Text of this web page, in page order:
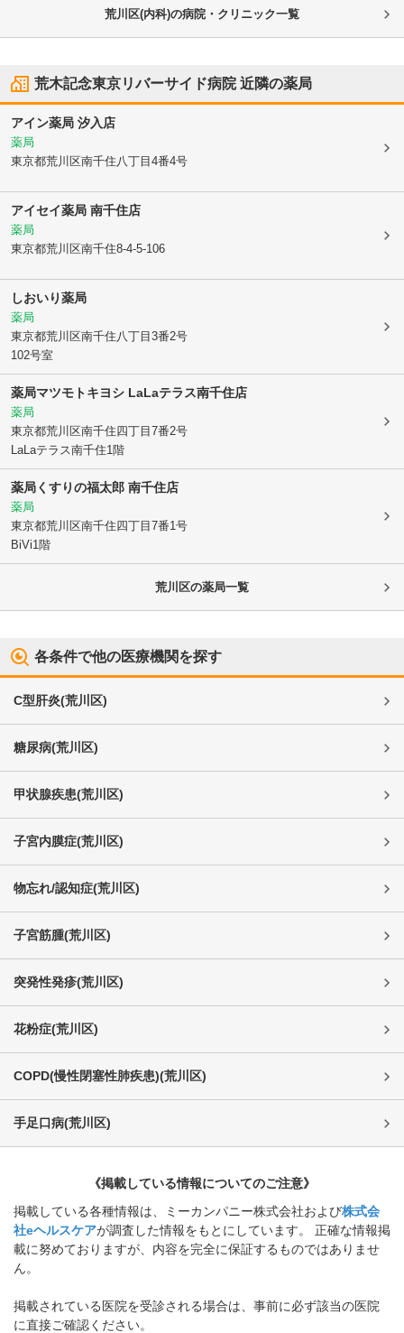
荒川区(内科)の病院・クリニック一覧
荒木記念東京リバーサイド病院近隣の薬局
アイン薬局 汐入店
薬局
東京都荒川区南千住八丁目4番4号
アイセイ薬局 南千住店
薬局
東京都荒川区南千住8-4-5-106
しおいり薬局
薬局
東京都荒川区南千住八丁目3番2号
102号室
薬局マツモトキヨシ LaLaテラス南千住店
薬局
東京都荒川区南千住四丁目7番2号
LaLaテラス南千住1階
薬局くすりの福太郎 南千住店
薬局
東京都荒川区南千住四丁目7番1号
BiVi1階
荒川区の薬局一覧
各条件で他の医療機関を探す
C型肝炎(荒川区)
糖尿病(荒川区)
甲状腺疾患(荒川区)
子宮内膜症(荒川区)
物忘れ/認知症(荒川区)
子宮筋腫(荒川区)
突発性発疹(荒川区)
花粉症(荒川区)
COPD(慢性閉塞性肺疾患)(荒川区)
手足口病(荒川区)
《掲載している情報についてのご注意》
掲載している各種情報は、ミーカンパニー株式会社および株式会
社eヘルスケアが調査した情報をもとにしています。 正確な情報掲
載に努めておりますが、内容を完全に保証するものではありませ
ん。
掲載されている医院を受診される場合は、事前に必ず該当の医院
に直接ご確認ください。